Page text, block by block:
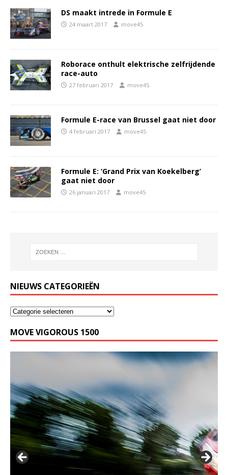
DS maakt intrede in Formule E
24 maart 2017 move45
Roborace onthult elektrische zelfrijdende
race-auto
27 februari 2017 move45
Formule E-race van Brussel gaat niet door
4 februari 2017 move45
Formule E: ‘Grand Prix van Koekelberg’
gaat niet door
26 januari 2017 move45
NIEUWS CATEGORIEËN
MOVE VIGOROUS 1500